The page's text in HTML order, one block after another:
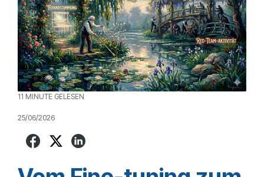
11 MINUTE GELESEN
25/06/2026